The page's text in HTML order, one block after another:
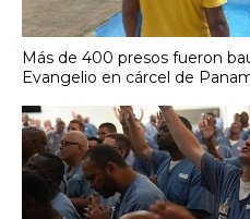
Más de 400 presos fueron
Evangelio en cárcel de